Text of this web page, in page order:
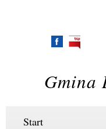
Gmina
Start